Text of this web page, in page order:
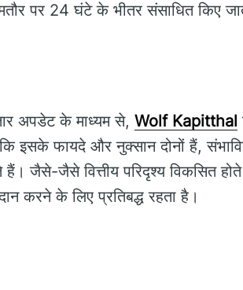
पर 24 घंटे के भीतर संसाधित किए
अपडेट के माध्यम से, Wolf Kapitthal
इसके फायदे और नुक्सान दोनों हैं,
हैं। जैसे-जैसे वित्तीय परिदृश्य विकसित
करने के लिए प्रतिबद्ध रहता है।